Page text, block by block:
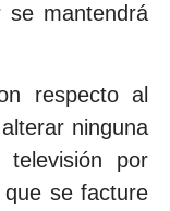
se mantendrá
respecto al
ninguna
por
se facture